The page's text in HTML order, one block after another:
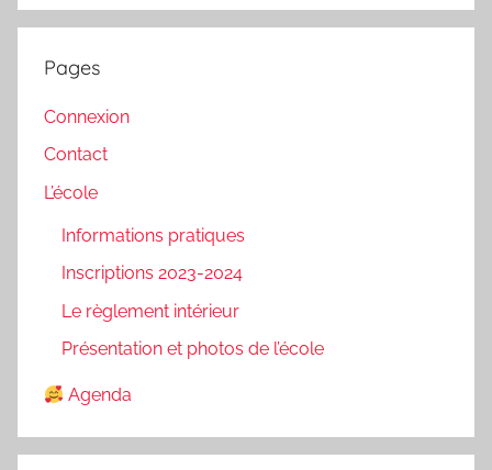
Pages
Connexion
Contact
L’école
Informations pratiques
Inscriptions 2023-2024
Le règlement intérieur
Présentation et photos de l’école
Agenda